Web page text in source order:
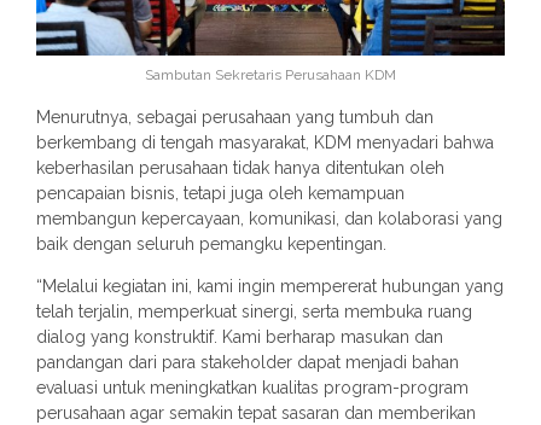
Sambutan Sekretaris Perusahaan KDM
Menurutnya, sebagai perusahaan yang tumbuh dan
berkembang di tengah masyarakat, KDM menyadari bahwa
keberhasilan perusahaan tidak hanya ditentukan oleh
pencapaian bisnis, tetapi juga oleh kemampuan
membangun kepercayaan, komunikasi, dan kolaborasi yang
baik dengan seluruh pemangku kepentingan.
“Melalui kegiatan ini, kami ingin mempererat hubungan yang
telah terjalin, memperkuat sinergi, serta membuka ruang
dialog yang konstruktif. Kami berharap masukan dan
pandangan dari para stakeholder dapat menjadi bahan
evaluasi untuk meningkatkan kualitas program-program
perusahaan agar semakin tepat sasaran dan memberikan